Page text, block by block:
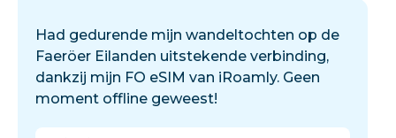
Had gedurende mijn wandeltochten op de
Faeröer Eilanden uitstekende verbinding,
dankzij mijn FO eSIM van iRoamly. Geen
moment offline geweest!